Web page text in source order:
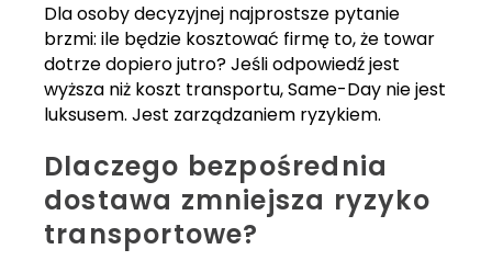
Dla osoby decyzyjnej najprostsze pytanie
brzmi: ile będzie kosztować firmę to, że towar
dotrze dopiero jutro? Jeśli odpowiedź jest
wyższa niż koszt transportu, Same-Day nie jest
luksusem. Jest zarządzaniem ryzykiem.
Dlaczego bezpośrednia
dostawa zmniejsza ryzyko
transportowe?